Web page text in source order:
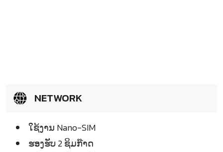
NETWORK
ໃຊ້ງານ Nano-SIM
ຮອງຮັບ 2 ຊິມກ໊າດ